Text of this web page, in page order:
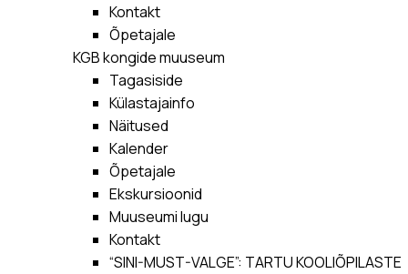
Kontakt
Õpetajale
KGB kongide muuseum
Tagasiside
Külastajainfo
Näitused
Kalender
Õpetajale
Ekskursioonid
Muuseumi lugu
Kontakt
“SINI-MUST-VALGE”: TARTU KOOLIÕPILASTE